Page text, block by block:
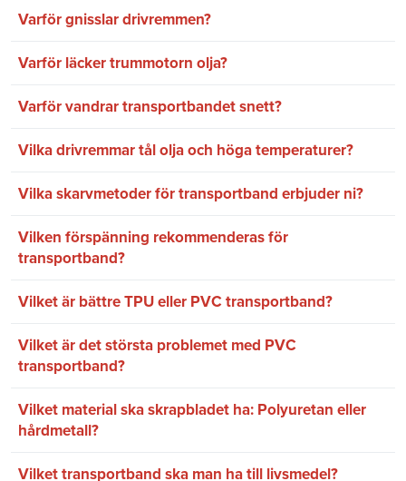
Varför gnisslar drivremmen?
Varför läcker trummotorn olja?
Varför vandrar transportbandet snett?
Vilka drivremmar tål olja och höga temperaturer?
Vilka skarvmetoder för transportband erbjuder ni?
Vilken förspänning rekommenderas för
transportband?
Vilket är bättre TPU eller PVC transportband?
Vilket är det största problemet med PVC
transportband?
Vilket material ska skrapbladet ha: Polyuretan eller
hårdmetall?
Vilket transportband ska man ha till livsmedel?